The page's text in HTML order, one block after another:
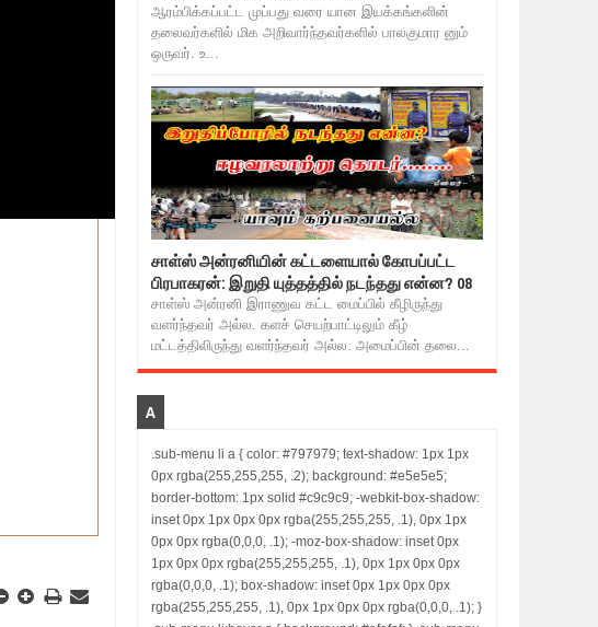
ஆரம்பிக்கப்பட்ட முப்பது வரை யான இயக்கங்களின்
தலைவர்களில் மிக அறிவார்ந்தவர்களில் பாலகுமார னும்
ஒருவர். உ...
சாள்ஸ் அன்ரனியின் கட்டளையால் கோபப்பட்ட
பிரபாகரன்: இறுதி யுத்தத்தில் நடந்தது என்ன? 08
சாள்ஸ் அன்ரனி இராணுவ கட்ட மைப்பில் கீழிருந்து
வளர்ந்தவர் அல்ல. களச் செயற்பாட்டிலும் கீழ்
மட்டத்திலிருந்து வளர்ந்தவர் அல்ல. அமைப்பின் தலை...
A
.sub-menu li a { color: #797979; text-shadow: 1px 1px
0px rgba(255,255,255, .2); background: #e5e5e5;
border-bottom: 1px solid #c9c9c9; -webkit-box-shadow:
inset 0px 1px 0px 0px rgba(255,255,255, .1), 0px 1px
0px 0px rgba(0,0,0, .1); -moz-box-shadow: inset 0px
1px 0px 0px rgba(255,255,255, .1), 0px 1px 0px 0px
rgba(0,0,0, .1); box-shadow: inset 0px 1px 0px 0px
rgba(255,255,255, .1), 0px 1px 0px 0px rgba(0,0,0, .1); }